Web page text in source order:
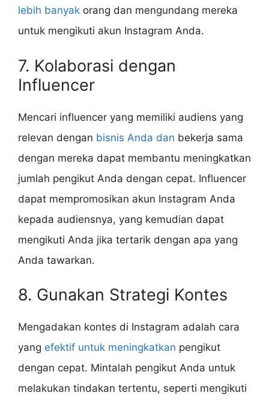
lebih banyak orang dan mengundang mereka
untuk mengikuti akun Instagram Anda.
7. Kolaborasi dengan
Influencer
Mencari influencer yang memiliki audiens yang
relevan dengan bisnis Anda dan bekerja sama
dengan mereka dapat membantu meningkatkan
jumlah pengikut Anda dengan cepat. Influencer
dapat mempromosikan akun Instagram Anda
kepada audiensnya, yang kemudian dapat
mengikuti Anda jika tertarik dengan apa yang
Anda tawarkan.
8. Gunakan Strategi Kontes
Mengadakan kontes di Instagram adalah cara
yang efektif untuk meningkatkan pengikut
dengan cepat. Mintalah pengikut Anda untuk
melakukan tindakan tertentu, seperti mengikuti